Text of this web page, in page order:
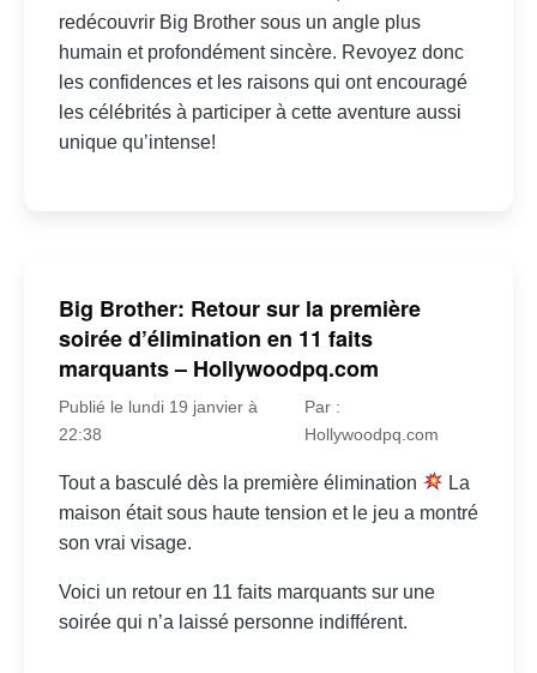
redécouvrir Big Brother sous un angle plus
humain et profondément sincère. Revoyez donc
les confidences et les raisons qui ont encouragé
les célébrités à participer à cette aventure aussi
unique qu’intense!
Big Brother: Retour sur la première
soirée d’élimination en 11 faits
marquants – Hollywoodpq.com
Publié le lundi 19 janvier à
22:38
Par :
Hollywoodpq.com
Tout a basculé dès la première élimination
La
maison était sous haute tension et le jeu a montré
son vrai visage.
Voici un retour en 11 faits marquants sur une
soirée qui n’a laissé personne indifférent.